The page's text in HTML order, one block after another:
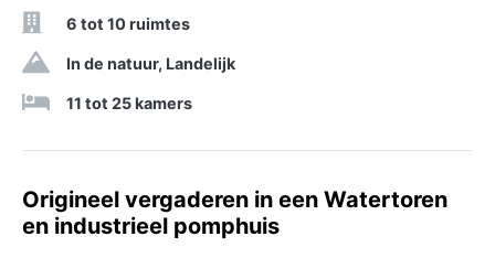
6 tot 10 ruimtes
In de natuur, Landelijk
11 tot 25 kamers
Origineel vergaderen in een Watertoren
en industrieel pomphuis